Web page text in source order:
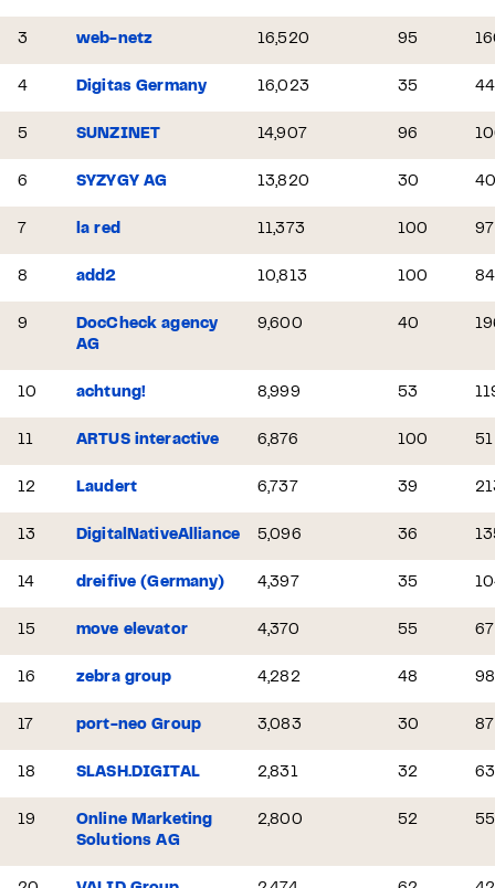
3 web-netz 16,520 95
4 Digitas Germany 16,023 35
5 SUNZINET 14,907 96
6 SYZYGY AG 13,820 30
7 la red 11,373 100 97
8 add2 10,813 100 84
9
DocCheck agency
AG
9,600 40
10 achtung! 8,999 53
11 ARTUS interactive 6,876 100 51
12 Laudert 6,737 39
13 DigitalNativeAlliance 5,096 36
14 dreifive (Germany) 4,397 35
15 move elevator 4,370 55 67
16 zebra group 4,282 48 98
17 port-neo Group 3,083 30 87
18 SLASH.DIGITAL 2,831 32 63
19
Online Marketing
Solutions AG
2,800 52 55